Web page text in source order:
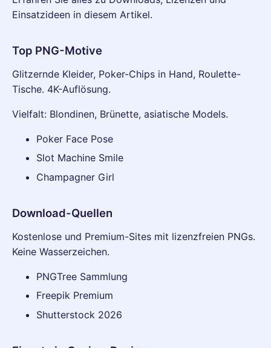
Einsatzideen in diesem Artikel.
Top PNG-Motive
Glitzernde Kleider, Poker-Chips in Hand, Roulette-
Tische. 4K-Auflösung.
Vielfalt: Blondinen, Brünette, asiatische Models.
Poker Face Pose
Slot Machine Smile
Champagner Girl
Download-Quellen
Kostenlose und Premium-Sites mit lizenzfreien PNGs.
Keine Wasserzeichen.
PNGTree Sammlung
Freepik Premium
Shutterstock 2026